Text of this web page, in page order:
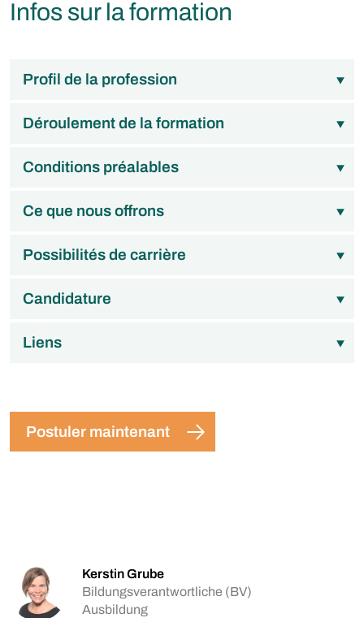
Infos sur la formation
Profil de la profession
Déroulement de la formation
Conditions préalables
Ce que nous offrons
Possibilités de carrière
Candidature
Liens
Postuler maintenant
Kerstin Grube
Bildungsverantwortliche (BV)
Ausbildung